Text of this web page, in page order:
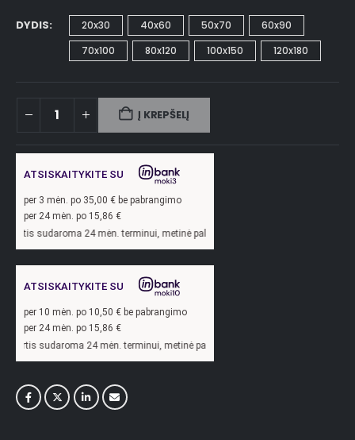
DYDIS 20x30 40x60 50x70
60x90
70x100
80x120 100x150 120x180
Į KREPŠELĮ
ATSISKAITYKITE SU
per 3 mėn. po 35,00 € be pabrangimo
per 24 mėn. po 15,86 €
24 mėn. terminui, metinė palūkanų norma –13,9
ATSISKAITYKITE SU
per 10 mėn. po 10,50 € be pabrangimo
per 24 mėn. po 15,86 €
24 mėn. terminui, metinė palūkanų norma –13,9